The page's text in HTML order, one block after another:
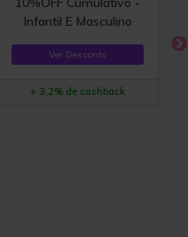
Infantil E Masculino
Ver Desconto
+ 3,2% de cashback